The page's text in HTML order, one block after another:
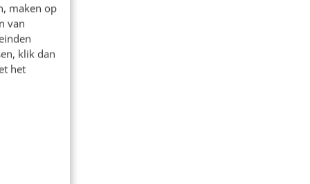
maken op
van
klik dan
het